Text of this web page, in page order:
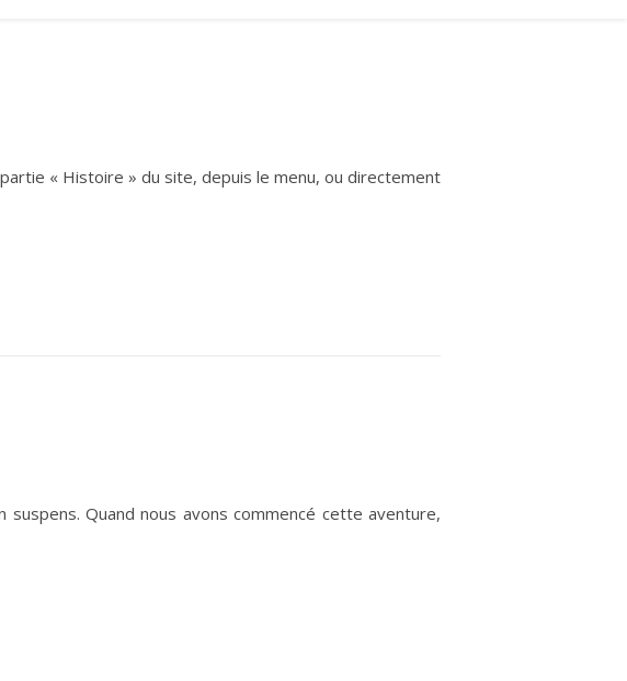
« Histoire » du site, depuis le menu, ou directement
Quand nous avons commencé cette aventure,